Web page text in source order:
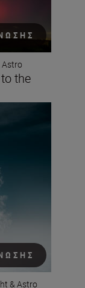
Astro
the
& Astro